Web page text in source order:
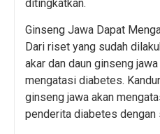
ditingkatkan.
Ginseng Jawa Dapat
Dari riset yang sudah
akar dan daun ginseng
mengatasi diabetes.
ginseng jawa akan
penderita diabetes